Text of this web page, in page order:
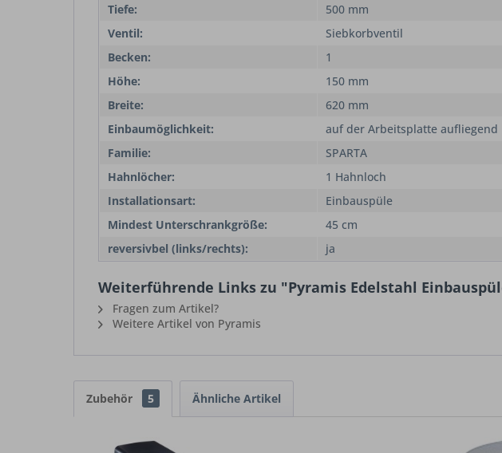
Tiefe:
500 mm
Ventil:
Siebkorbventil
Becken:
1
Höhe:
150 mm
Breite:
620 mm
Einbaumöglichkeit:
auf der Arbeitsplatte aufliegend
Familie:
SPARTA
Hahnlöcher:
1 Hahnloch
Installationsart:
Einbauspüle
Mindest Unterschrankgröße:
45 cm
reversivbel (links/rechts):
ja
Weiterführende Links zu "Pyramis Edelstahl
Fragen zum Artikel?
Weitere Artikel von Pyramis
Zubehör 5 Ähnliche Artikel